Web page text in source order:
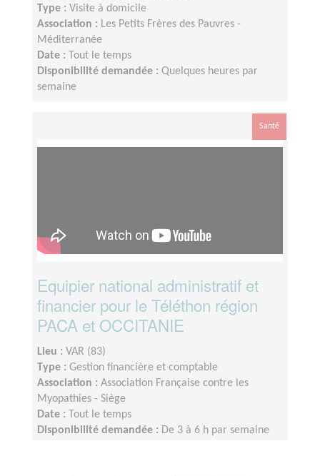
Type : Visite à domicile
Association : Les Petits Frères des Pauvres -
Méditerranée
Date :
Tout le temps
Disponibilité demandée : Quelques heures par
semaine
Santé
Equipier national administratif et
financier pour le Téléthon région
PACA et OCCITANIE
Lieu : VAR (83)
Type : Gestion financière et comptable
Association : Association Française contre les
Myopathies - Siège
Date :
Tout le temps
Disponibilité demandée : De 3 à 6 h par semaine